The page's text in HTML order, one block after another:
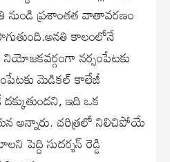
నుండి ప్రశాంతత వాతావరణం
కాలంలోనే
నియోజకవర్గంగా నర్సంపేటకు
మెడికల్ కాలేజీ
ఇది ఒక
అన్నారు. చరిత్రలో నిలిచిపోయే
పెద్ది సుదర్శన్ రెడ్డి